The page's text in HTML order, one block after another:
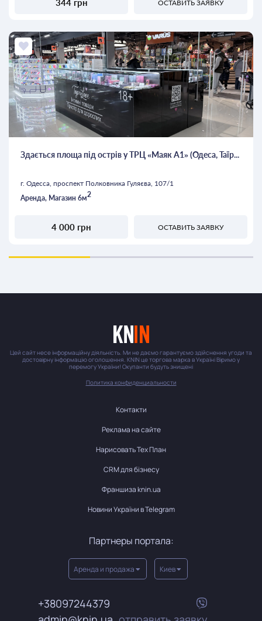
344 грн ОСТАВИТЬ ЗАЯВКУ
Здається площа під острів у ТРЦ «Маяк А1» (Одеса, Таїр...
г. Одесса, проспект Полковника Гуляєва, 107/1
Аренда, Магазин 6м2
4 000 грн ОСТАВИТЬ ЗАЯВКУ
Цей сайт несе інформаційну діяльність. Ми не даємо гарантуємо здійснення угоди та
достовірну інформацію оголошення. KNIN це торгова марка в Україні Віримо у
перемогу України! Окупанти будуть знищені
Политика конфиденциальности
Контакти
Реклама на сайте
Нарисовать Тех План
CRM для бізнесу
Франшиза knin.ua
Новини України в Telegram
Партнеры портала:
Аренда и продажа Киев
+38097244379